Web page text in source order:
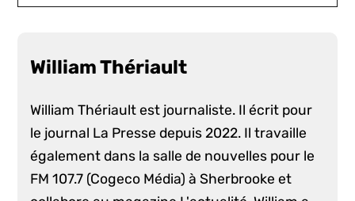
William Thériault
William Thériault est journaliste. Il écrit pour
le journal La Presse depuis 2022. Il travaille
également dans la salle de nouvelles pour le
FM 107.7 (Cogeco Média) à Sherbrooke et